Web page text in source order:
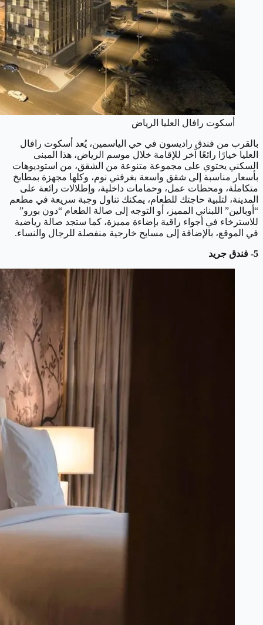
أسكوت رافال العليا الرياض
بالقرب من فندق راديسون في حي الياسمين، يُعد أسكوت رافال
العليا خيارًا رائعًا آخر للإقامة خلال موسم الرياض، هذا المبنى
السكني يحتوي على مجموعة متنوعة من الشقق، من استوديوهات
بأسعار مناسبة إلى شقق واسعة بغرفتي نوم، وكلها مجهزة بمطابخ
متكاملة، ومحطات عمل، وحمامات داخلية، وإطلالات رائعة على
المدينة، لتلبية حاجتك للطعام، يمكنك تناول وجبة سريعة في مطعم
“أوبالين” اللبناني المميز، أو التوجه إلى صالة الطعام “دون بورو”
للاسترخاء في أجواء راقية بإضاءة مميزة، كما ستجد صالة رياضية
في الموقع، بالإضافة إلى مسابح خارجية منفصلة للرجال والنساء.
5- فندق جريد